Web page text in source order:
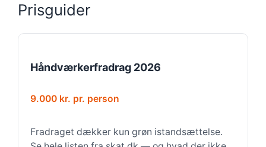
Prisguider
Håndværkerfradrag 2026
9.000 kr. pr. person
Fradraget dækker kun grøn istandsættelse.